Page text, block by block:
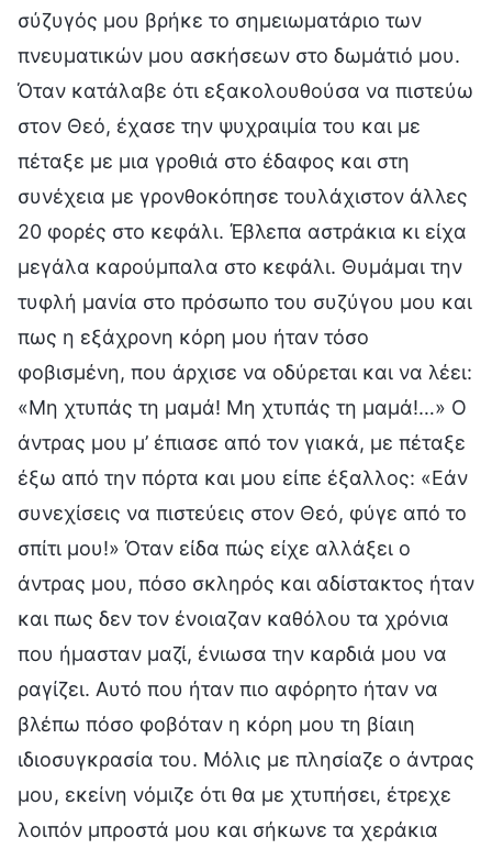
σύζυγός μου βρήκε το σημειωματάριο των
πνευματικών μου ασκήσεων στο δωμάτιό μου.
Όταν κατάλαβε ότι εξακολουθούσα να πιστεύω
στον Θεό, έχασε την ψυχραιμία του και με
πέταξε με μια γροθιά στο έδαφος και στη
συνέχεια με γρονθοκόπησε τουλάχιστον άλλες
20 φορές στο κεφάλι. Έβλεπα αστράκια κι είχα
μεγάλα καρούμπαλα στο κεφάλι. Θυμάμαι την
τυφλή μανία στο πρόσωπο του συζύγου μου και
πως η εξάχρονη κόρη μου ήταν τόσο
φοβισμένη, που άρχισε να οδύρεται και να λέει:
«Μη χτυπάς τη μαμά! Μη χτυπάς τη μαμά!…» Ο
άντρας μου μ’ έπιασε από τον γιακά, με πέταξε
έξω από την πόρτα και μου είπε έξαλλος: «Εάν
συνεχίσεις να πιστεύεις στον Θεό, φύγε από το
σπίτι μου!» Όταν είδα πώς είχε αλλάξει ο
άντρας μου, πόσο σκληρός και αδίστακτος ήταν
και πως δεν τον ένοιαζαν καθόλου τα χρόνια
που ήμασταν μαζί, ένιωσα την καρδιά μου να
ραγίζει. Αυτό που ήταν πιο αφόρητο ήταν να
βλέπω πόσο φοβόταν η κόρη μου τη βίαιη
ιδιοσυγκρασία του. Μόλις με πλησίαζε ο άντρας
μου, εκείνη νόμιζε ότι θα με χτυπήσει, έτρεχε
λοιπόν μπροστά μου και σήκωνε τα χεράκια